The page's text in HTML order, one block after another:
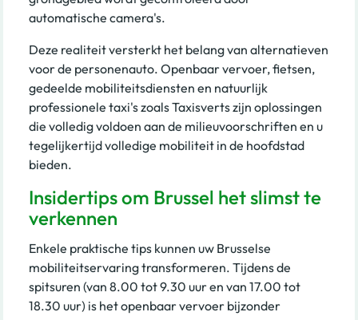
automatische camera's.
Deze realiteit versterkt het belang van alternatieven
voor de personenauto. Openbaar vervoer, fietsen,
gedeelde mobiliteitsdiensten en natuurlijk
professionele taxi's zoals Taxisverts zijn oplossingen
die volledig voldoen aan de milieuvoorschriften en u
tegelijkertijd volledige mobiliteit in de hoofdstad
bieden.
Insidertips om Brussel het slimst te
verkennen
Enkele praktische tips kunnen uw Brusselse
mobiliteitservaring transformeren. Tijdens de
spitsuren (van 8.00 tot 9.30 uur en van 17.00 tot
18.30 uur) is het openbaar vervoer bijzonder